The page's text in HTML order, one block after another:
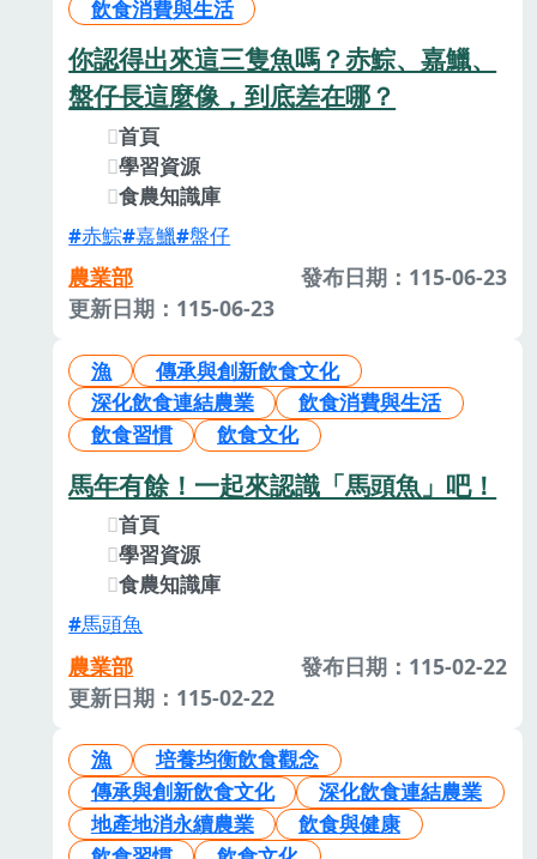
飲食消費與生活
你認得出來這三隻魚嗎？赤鯮、嘉鱲、
盤仔長這麼像，到底差在哪？
首頁
學習資源
食農知識庫
赤鯮 嘉鱲 盤仔
農業部
發布日期：115-06-23
更新日期：115-06-23
漁
傳承與創新飲食文化
深化飲食連結農業
飲食消費與生活
飲食習慣
飲食文化
馬年有餘！一起來認識「馬頭魚」吧！
首頁
學習資源
食農知識庫
馬頭魚
農業部
發布日期：115-02-22
更新日期：115-02-22
漁
培養均衡飲食觀念
傳承與創新飲食文化
深化飲食連結農業
地產地消永續農業
飲食與健康